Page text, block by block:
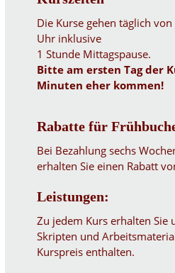
Die Kurse gehen täglich
Uhr inklusive
1 Stunde Mittagspause.
Bitte am ersten Tag der
Minuten eher kommen!
Rabatte für
Bei Bezahlung sechs
erhalten Sie einen Rabatt
Leistungen:
Zu jedem Kurs erhalten Sie
Skripten und
Kurspreis enthalten.